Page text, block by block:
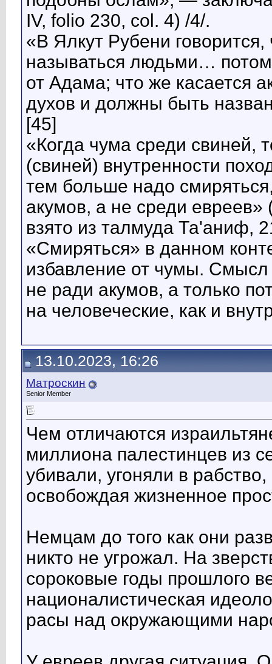
IV, folio 230, col. 4) /4/.
«В Ялкут Рубени
называться людьми…
от Адама; что же касается
духов и должны быть
[45]
«Когда чума среди свиней,
(свиней) внутренности
тем больше надо
акумов, а не среди
взято из талмуда Та'аниф,
«Смиряться» в данном
избавление от чумы. Смысл
не ради акумов, а только
на человеческие, как и
13.10.2023, 16:26
Матроскин
Senior Member
Чем отличаются
миллиона палестинцев из
убивали, угоняли в
освобождая жизненное
Немцам до того как они
никто не угрожал. На
сороковые годы прошлого
националистическая
расы над окружающими